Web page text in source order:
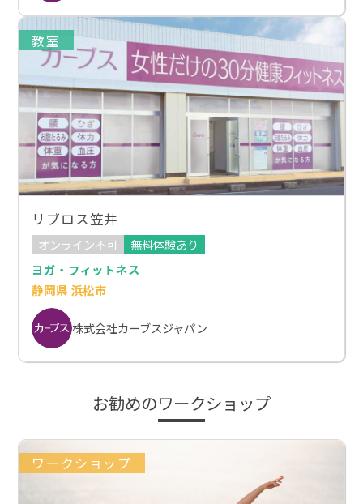
教室
リブロス笠井
オンライン不可
無料体験あり
ヨガ・フィットネス
静岡県 浜松市
株式会社カーブスジャパン
お勧めのワークショップ
ワークショップ